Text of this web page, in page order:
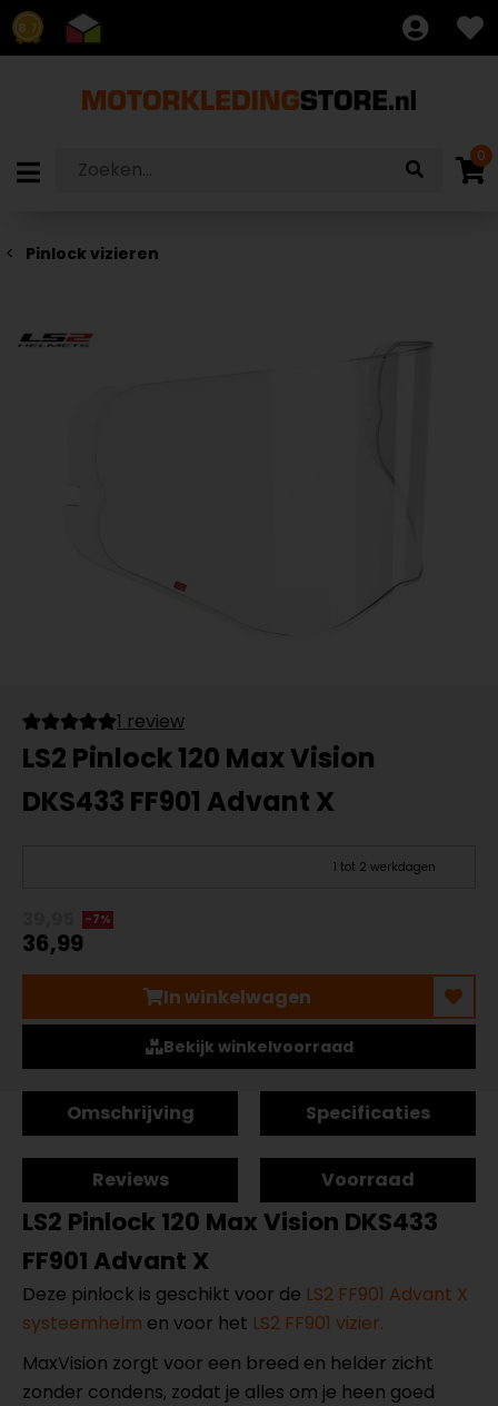
8.7
0
Pinlock vizieren
1 review
LS2 Pinlock 120 Max Vision
DKS433 FF901 Advant X
1 tot 2 werkdagen
-7%
36,99
In winkelwagen
Bekijk winkelvoorraad
Omschrijving Specificaties
Reviews Voorraad
LS2 Pinlock 120 Max Vision DKS433
FF901 Advant X
Deze pinlock is geschikt voor de LS2 FF901 Advant X
systeemhelm en voor het LS2 FF901 vizier.
MaxVision zorgt voor een breed en helder zicht
zonder condens, zodat je alles om je heen goed